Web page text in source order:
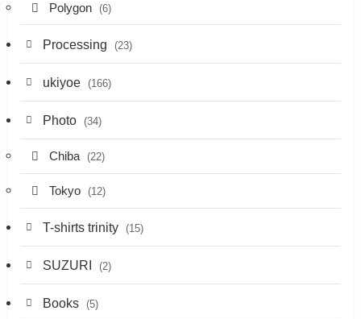
Polygon (6)
Processing (23)
ukiyoe (166)
Photo (34)
Chiba (22)
Tokyo (12)
T-shirts trinity (15)
SUZURI (2)
Books (5)